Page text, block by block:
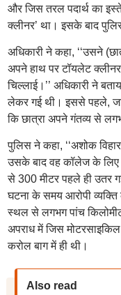
और जिस तरल पदार्थ का
क्लीनर’ था। इसके बाद
अधिकारी ने कहा, ‘‘उसने
अपने हाथ पर टॉयलेट
चिल्लाई।’’ अधिकारी ने
लेकर गई थी। इससे पहले,
कि छात्रा अपने गंतव्य से
पुलिस ने कहा, ‘‘अशोक
उसके बाद वह कॉलेज के लिए
से 300 मीटर पहले ही उतर
घटना के समय आरोपी व्यक्ति
स्थल से लगभग पांच
अपराध में जिस
करोल बाग में ही थी।
Also read